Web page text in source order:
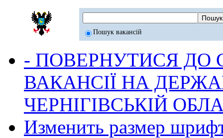
Пошук вакансій
- ПОВЕРНУТИСЯ ДО
ВАКАНСІЇ НА
ЧЕРНІГІВСЬКІЙ
Изменить размер